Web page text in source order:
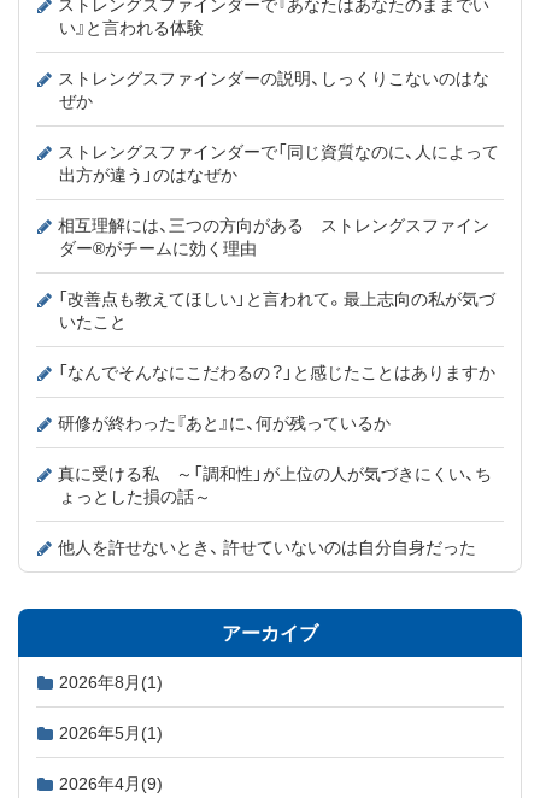
い』と言われる体験
ストレングスファインダーの説明、しっくりこないのはな
ぜか
ストレングスファインダーで「同じ資質なのに、人によって
出方が違う」のはなぜか
相互理解には、三つの方向がある ストレングスファイン
ダー®がチームに効く理由
「改善点も教えてほしい」と言われて。最上志向の私が気づ
いたこと
「なんでそんなにこだわるの？」と感じたことはありますか
研修が終わった『あと』に、何が残っているか
真に受ける私 ～「調和性」が上位の人が気づきにくい、ち
ょっとした損の話～
他人を許せないとき、 許せていないのは自分自身だった
アーカイブ
2026年8月 (1)
2026年5月 (1)
2026年4月 (9)